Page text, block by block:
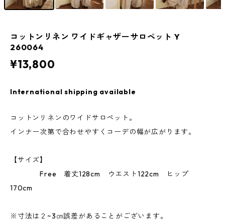
コットンリネン ワイドギャザーサロペット Y
260064
¥13,800
International shipping available
コットンリネンのワイドサロペット。
インナー次第で合わせやすくコーデの幅が広がります。
【サイズ】
Free 着丈128cm ウエスト122cm ヒップ
170cm
※寸法は２~3㎝誤差があることがございます。